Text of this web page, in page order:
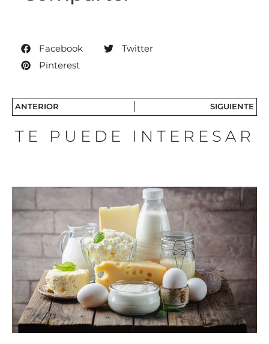
Facebook
Twitter
Pinterest
ANTERIOR SIGUIENTE
TE PUEDE INTERESAR